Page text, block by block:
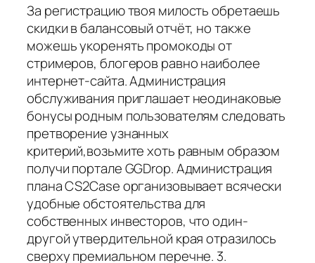
За регистрацию твоя милость обретаешь
скидки в балансовый отчёт, но также
можешь укоренять промокоды от
стримеров, блогеров равно наиболее
интернет-сайта. Администрация
обслуживания приглашает неодинаковые
бонусы родным пользователям следовать
претворение узнанных
критерий,возьмите хоть равным образом
получи портале GGDrop. Администрация
плана CS2Case организовывает всячески
удобные обстоятельства для
собственных инвесторов, что один-
другой утвердительной края отразилось
сверху премиальном перечне. 3.